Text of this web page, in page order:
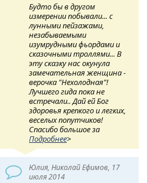
Будто бы в другом
измерении побывали... с
лунными пейзажами,
незабываемыми
изумрудными фьордами и
сказочными троллями... В
эту сказку нас окунула
замечательная женщина -
верочка "Нехолодная"!
Лучшего гида пока не
встречали.. Дай ей Бог
здоровья крепкого и легких,
веселых попутчиков!
Спасибо большое за
Подробнее>
Юлия, Николай Ефимов, 17
июля 2014